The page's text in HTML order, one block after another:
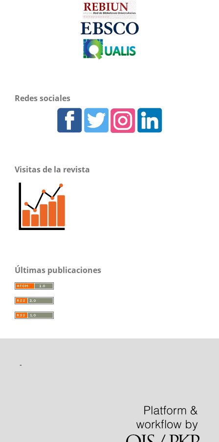
Redes sociales
Visitas de la revista
Últimas publicaciones
-